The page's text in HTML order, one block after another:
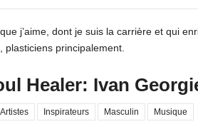
j’aime, dont je suis la carrière et qui
plasticiens principalement.
Healer: Ivan
Artistes Inspirateurs Masculin Musique